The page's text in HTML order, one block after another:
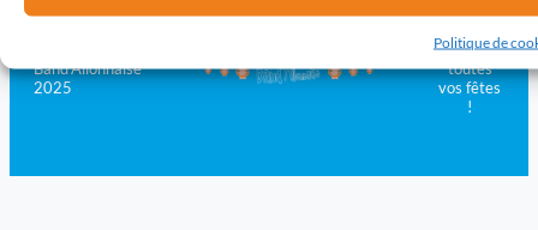
Politique de
Band’Allonnaise
2025
qui anime
toutes
vos fêtes
!